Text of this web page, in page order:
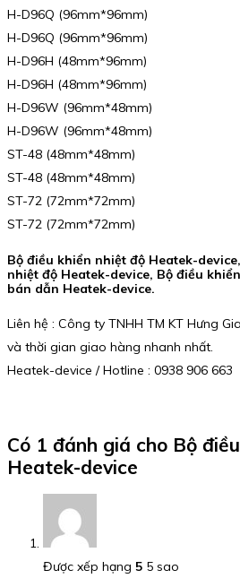
H-D96Q (96mm*96mm)
H-D96Q (96mm*96mm)
H-D96H (48mm*96mm)
H-D96H (48mm*96mm)
H-D96W (96mm*48mm)
H-D96W (96mm*48mm)
ST-48 (48mm*48mm)
ST-48 (48mm*48mm)
ST-72 (72mm*72mm)
ST-72 (72mm*72mm)
Bộ điều khiển nhiệt độ Heatek-
nhiệt độ Heatek-device, Bộ điều
bán dẫn Heatek-device.
Liên hệ : Công ty TNHH TM KT Hưng
và thời gian giao hàng nhanh nhất.
Heatek-device / Hotline : 0938 906 663
Có 1 đánh giá cho Bộ
Heatek-device
Được xếp hạng 5 5 sao